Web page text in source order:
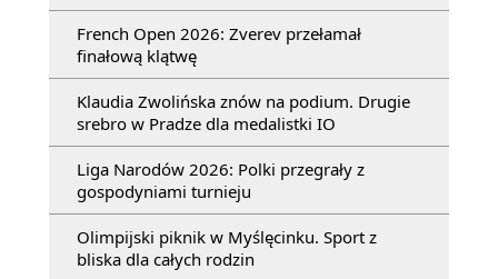
French Open 2026: Zverev przełamał
finałową klątwę
Klaudia Zwolińska znów na podium. Drugie
srebro w Pradze dla medalistki IO
Liga Narodów 2026: Polki przegrały z
gospodyniami turnieju
Olimpijski piknik w Myślęcinku. Sport z
bliska dla całych rodzin